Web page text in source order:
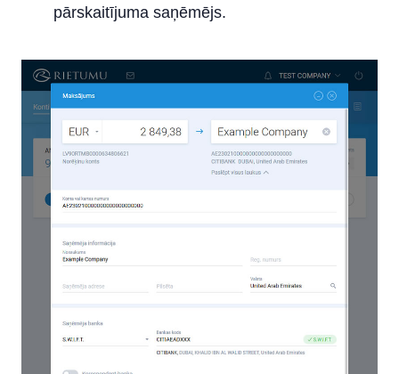
pārskaitījuma saņēmējs.